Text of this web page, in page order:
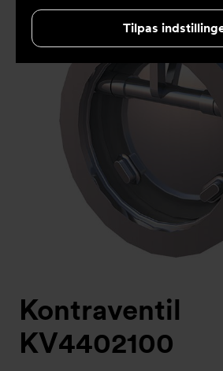
Tilpas
Kontraventil
KV4402100